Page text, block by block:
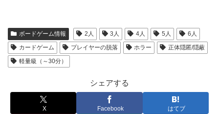
ボードゲーム情報 2人 3人 4人 5人
6人
カードゲーム
プレイヤーの脱落 ホラー
正体隠匿/隠蔽
軽量級（～30分）
シェアする
X Facebook はてブ